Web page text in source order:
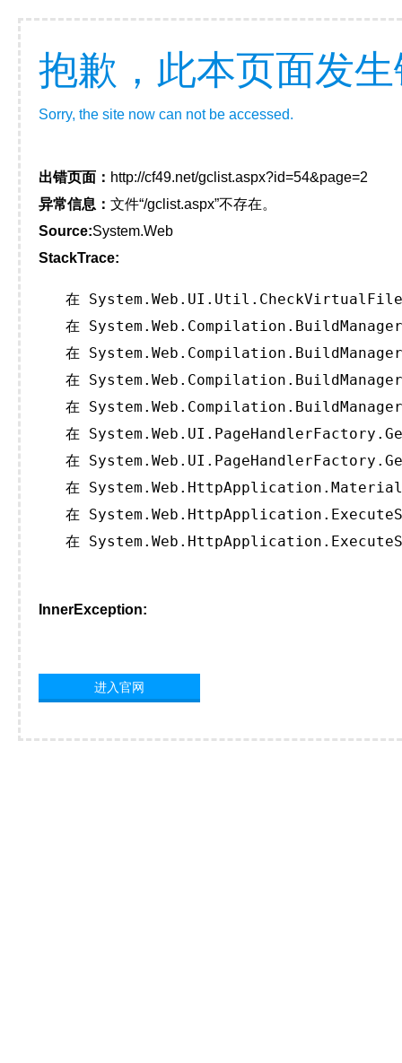
抱歉，此本页面发
Sorry, the site now can not be accessed.
出错页面： http://cf49.net/gclist.aspx?id=54&page=2
异常信息： 文件“/gclist.aspx”不存在。
Source:System.Web
StackTrace:
在
在
在
在
在
在
在
在
在
在
InnerException:
进入官网